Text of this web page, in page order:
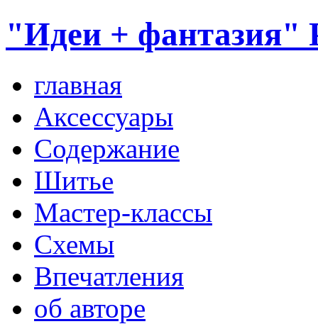
"Идеи + фантазия"
главная
Аксессуары
Содержание
Шитье
Мастер-классы
Схемы
Впечатления
об авторе